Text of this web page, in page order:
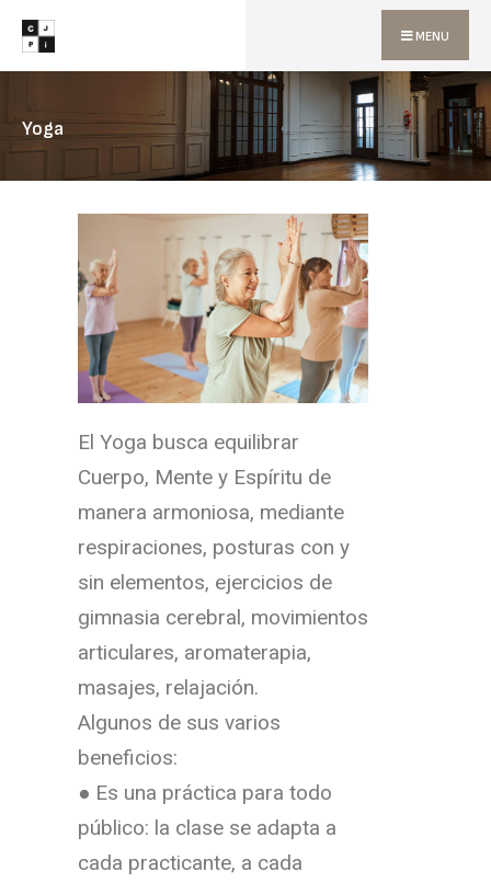
MENU
Yoga
El Yoga busca equilibrar
Cuerpo, Mente y Espíritu de
manera armoniosa, mediante
respiraciones, posturas con y
sin elementos, ejercicios de
gimnasia cerebral, movimientos
articulares, aromaterapia,
masajes, relajación.
Algunos de sus varios
beneficios:
● Es una práctica para todo
público: la clase se adapta a
cada practicante, a cada